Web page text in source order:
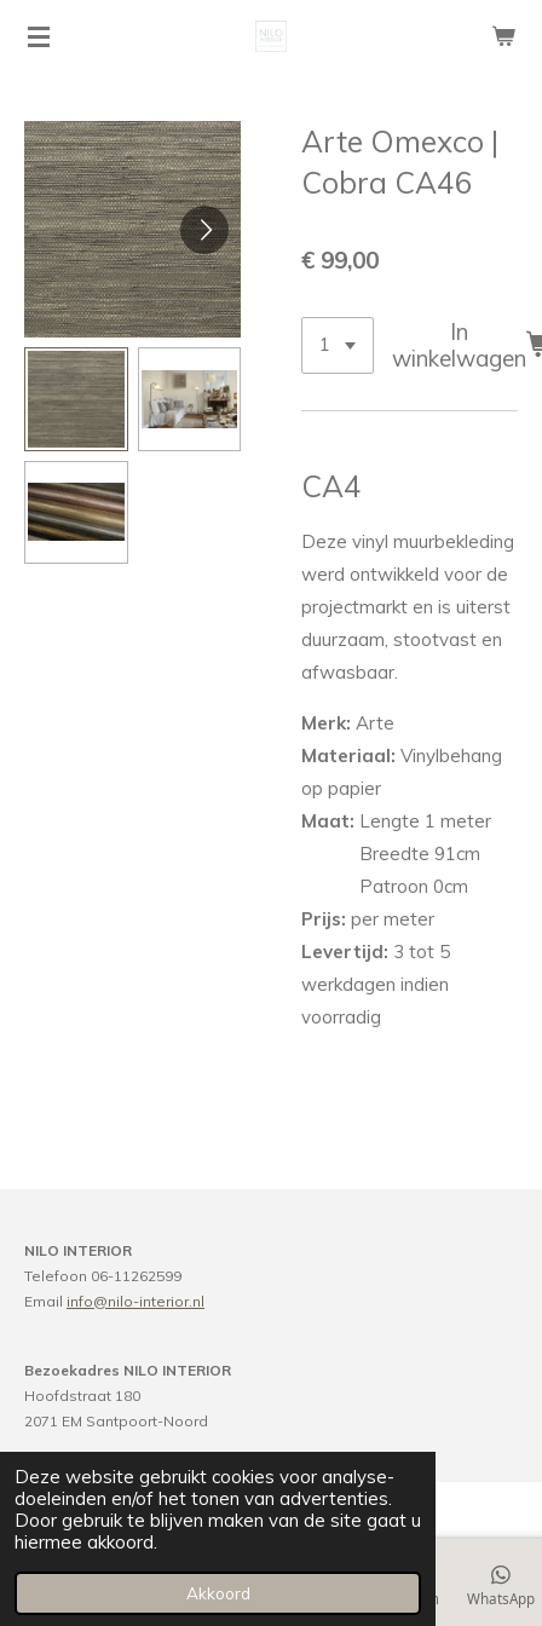
Deze website gebruikt cookies voor analyse-
doeleinden en/of het tonen van advertenties.
Door gebruik te blijven maken van de site gaat u
hiermee akkoord.
Akkoord
Ga
de
hoofdinhoud
Arte Omexco |
Cobra CA46
€ 99,00
In
winkelwagen
CA4
Deze vinyl muurbekleding
werd ontwikkeld voor de
projectmarkt en is uiterst
duurzaam, stootvast en
afwasbaar.
Merk: Arte
Materiaal: Vinylbehang
op papier
Maat: Lengte 1 meter
Breedte 91cm
Patroon 0cm
Prijs: per meter
Levertijd: 3 tot 5
werkdagen indien
voorradig
NILO INTERIOR
Telefoon 06-11262599
Email info@nilo-interior.nl
Bezoekadres NILO INTERIOR
Hoofdstraat 180
2071 EM Santpoort-Noord
Telefoonnummer Instagram WhatsApp